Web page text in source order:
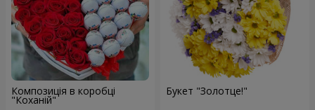
Композиція в коробці
"Коханій"
Букет "Золотце!"